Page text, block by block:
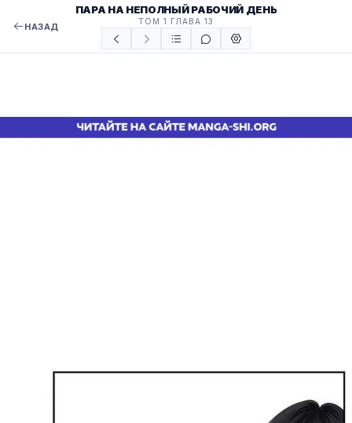
НАЗАД
ПАРА НА НЕПОЛНЫЙ РАБОЧИЙ ДЕНЬ
ТОМ 1 ГЛАВА 13